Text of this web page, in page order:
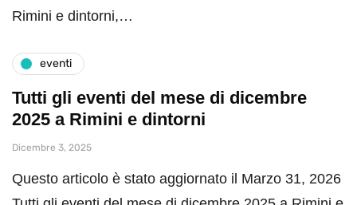
Rimini e dintorni,…
eventi
Tutti gli eventi del mese di dicembre
2025 a Rimini e dintorni
Dicembre 3, 2025
Questo articolo è stato aggiornato il Marzo 31, 2026